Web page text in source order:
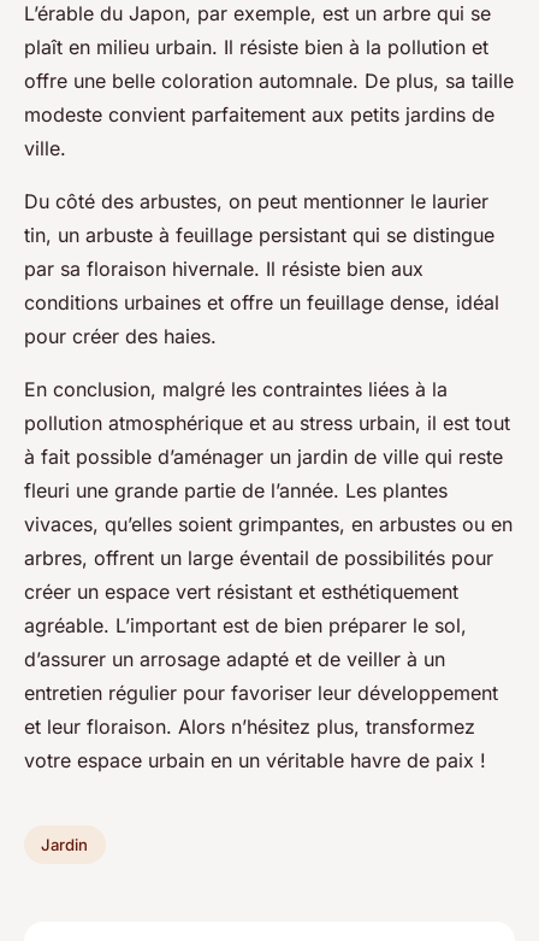
L’érable du Japon, par exemple, est un arbre qui se
plaît en milieu urbain. Il résiste bien à la pollution et
offre une belle coloration automnale. De plus, sa taille
modeste convient parfaitement aux petits jardins de
ville.
Du côté des arbustes, on peut mentionner le laurier
tin, un arbuste à feuillage persistant qui se distingue
par sa floraison hivernale. Il résiste bien aux
conditions urbaines et offre un feuillage dense, idéal
pour créer des haies.
En conclusion, malgré les contraintes liées à la
pollution atmosphérique et au stress urbain, il est tout
à fait possible d’aménager un jardin de ville qui reste
fleuri une grande partie de l’année. Les plantes
vivaces, qu’elles soient grimpantes, en arbustes ou en
arbres, offrent un large éventail de possibilités pour
créer un espace vert résistant et esthétiquement
agréable. L’important est de bien préparer le sol,
d’assurer un arrosage adapté et de veiller à un
entretien régulier pour favoriser leur développement
et leur floraison. Alors n’hésitez plus, transformez
votre espace urbain en un véritable havre de paix !
Jardin